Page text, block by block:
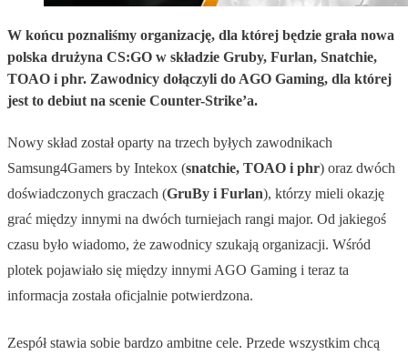
W końcu poznaliśmy organizację, dla której będzie grała nowa
polska drużyna CS:GO w składzie Gruby, Furlan, Snatchie,
TOAO i phr. Zawodnicy dołączyli do AGO Gaming, dla której
jest to debiut na scenie Counter-Strike’a.
Nowy skład został oparty na trzech byłych zawodnikach
Samsung4Gamers by Intekox (snatchie, TOAO i phr) oraz dwóch
doświadczonych graczach (GruBy i Furlan), którzy mieli okazję
grać między innymi na dwóch turniejach rangi major. Od jakiegoś
czasu było wiadomo, że zawodnicy szukają organizacji. Wśród
plotek pojawiało się między innymi AGO Gaming i teraz ta
informacja została oficjalnie potwierdzona.
Zespół stawia sobie bardzo ambitne cele. Przede wszystkim chcą